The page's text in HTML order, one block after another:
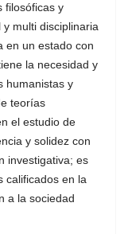
filosóficas y
multi disciplinaria
en un estado con
la necesidad y
humanistas y
teorías
el estudio de
y solidez con
investigativa; es
calificados en la
a la sociedad